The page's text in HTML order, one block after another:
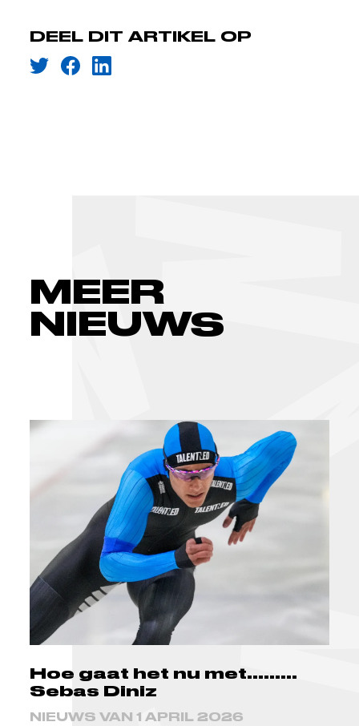
DEEL DIT ARTIKEL OP
MEER
NIEUWS
Hoe gaat het nu met.........
Sebas Diniz
NIEUWS VAN 1 APRIL 2026